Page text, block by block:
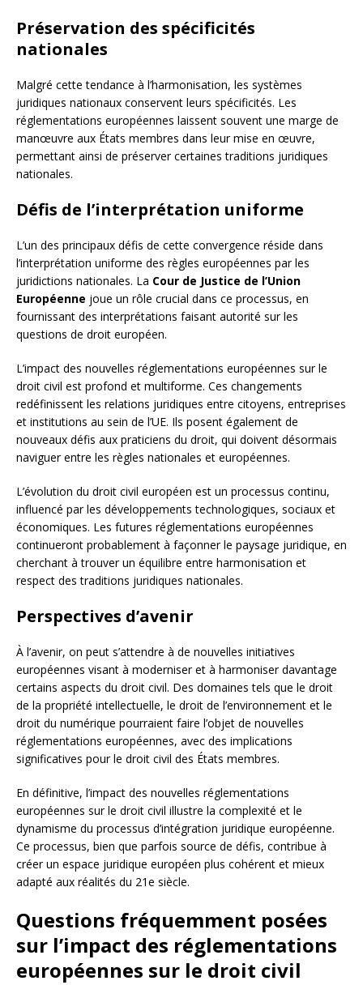
Préservation des spécificités
nationales
Malgré cette tendance à l’harmonisation, les systèmes
juridiques nationaux conservent leurs spécificités. Les
réglementations européennes laissent souvent une marge de
manœuvre aux États membres dans leur mise en œuvre,
permettant ainsi de préserver certaines traditions juridiques
nationales.
Défis de l’interprétation uniforme
L’un des principaux défis de cette convergence réside dans
l’interprétation uniforme des règles européennes par les
juridictions nationales. La Cour de Justice de l’Union
Européenne joue un rôle crucial dans ce processus, en
fournissant des interprétations faisant autorité sur les
questions de droit européen.
L’impact des nouvelles réglementations européennes sur le
droit civil est profond et multiforme. Ces changements
redéfinissent les relations juridiques entre citoyens, entreprises
et institutions au sein de l’UE. Ils posent également de
nouveaux défis aux praticiens du droit, qui doivent désormais
naviguer entre les règles nationales et européennes.
L’évolution du droit civil européen est un processus continu,
influencé par les développements technologiques, sociaux et
économiques. Les futures réglementations européennes
continueront probablement à façonner le paysage juridique, en
cherchant à trouver un équilibre entre harmonisation et
respect des traditions juridiques nationales.
Perspectives d’avenir
À l’avenir, on peut s’attendre à de nouvelles initiatives
européennes visant à moderniser et à harmoniser davantage
certains aspects du droit civil. Des domaines tels que le droit
de la propriété intellectuelle, le droit de l’environnement et le
droit du numérique pourraient faire l’objet de nouvelles
réglementations européennes, avec des implications
significatives pour le droit civil des États membres.
En définitive, l’impact des nouvelles réglementations
européennes sur le droit civil illustre la complexité et le
dynamisme du processus d’intégration juridique européenne.
Ce processus, bien que parfois source de défis, contribue à
créer un espace juridique européen plus cohérent et mieux
adapté aux réalités du 21e siècle.
Questions fréquemment posées
sur l’impact des réglementations
européennes sur le droit civil